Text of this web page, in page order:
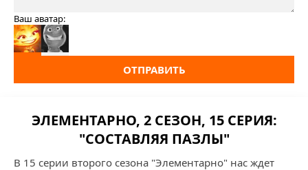
Ваш аватар:
ОТПРАВИТЬ
ЭЛЕМЕНТАРНО, 2 СЕЗОН, 15 СЕРИЯ:
"СОСТАВЛЯЯ ПАЗЛЫ"
В 15 серии второго сезона "Элементарно" нас ждет